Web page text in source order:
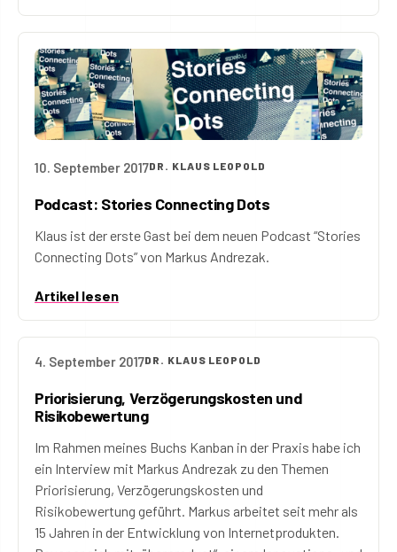
10. September 2017DR. KLAUS LEOPOLD
Podcast: Stories Connecting Dots
Klaus ist der erste Gast bei dem neuen Podcast “Stories
Connecting Dots” von Markus Andrezak.
Artikel lesen
4. September 2017DR. KLAUS LEOPOLD
Priorisierung, Verzögerungskosten und
Risikobewertung
Im Rahmen meines Buchs Kanban in der Praxis habe ich
ein Interview mit Markus Andrezak zu den Themen
Priorisierung, Verzögerungskosten und
Risikobewertung geführt. Markus arbeitet seit mehr als
15 Jahren in der Entwicklung von Internetprodukten.